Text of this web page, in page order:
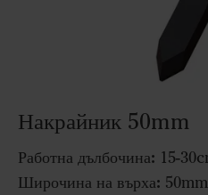
Накрайник 50mm
Работна дълбочина: 15-
Широчина на върха: 50mm